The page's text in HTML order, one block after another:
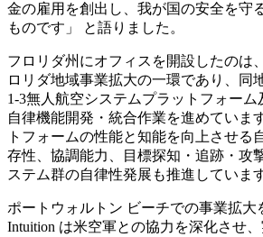
金の雇用を創出し、我が国の安全を守
ものです」 と語りました。
フロリダ州にオフィスを開設したのは
ロリダ地域事業拡大の一環であり、同
1-3無人航空システムプラットフォー
自律機能開発・統合作業を進めていま
トフォームの性能と知能を向上させる
存性、協調能力、目標探知・追跡・攻
ステム群の自律性発展も推進しています
ポートウォルトン ビーチでの事業拡大
Intuition は米空軍との協力を深化させ